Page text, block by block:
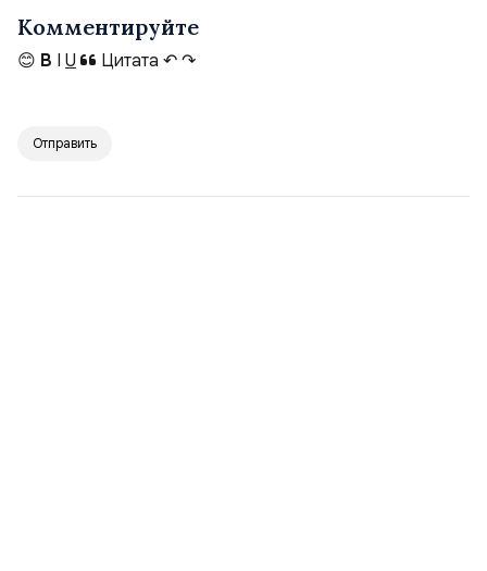
Комментируйте
😊 B I U Цитата ↶ ↷
Отправить